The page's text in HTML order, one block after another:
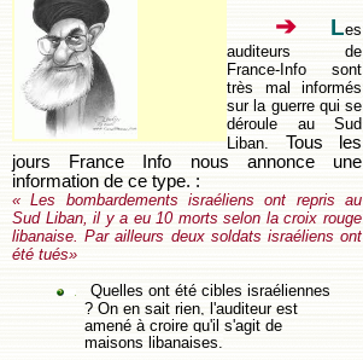
➔ Les
auditeurs de
France-Info sont
très mal informés
sur la guerre qui se
déroule au Sud
Liban. Tous les
jours France Info nous annonce une
information de ce type. :
« Les bombardements israéliens ont repris au
Sud Liban, il y a eu 10 morts selon la croix rouge
libanaise. Par ailleurs deux soldats israéliens ont
été tués»
Quelles ont été cibles israéliennes
? On en sait rien, l'auditeur est
amené à croire qu'il s'agit de
maisons libanaises.